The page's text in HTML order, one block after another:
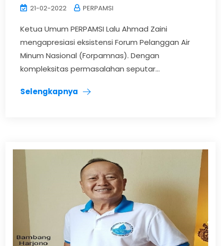
21-02-2022 PERPAMSI
Ketua Umum PERPAMSI Lalu Ahmad Zaini
mengapresiasi eksistensi Forum Pelanggan Air
Minum Nasional (Forpamnas). Dengan
kompleksitas permasalahan seputar...
Selengkapnya